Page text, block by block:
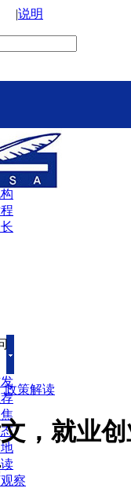
|说明
绍
察
政策解读
，就业